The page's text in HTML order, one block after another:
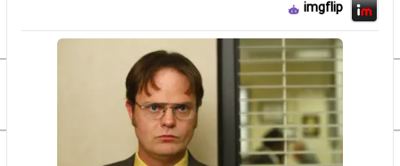
imgflip